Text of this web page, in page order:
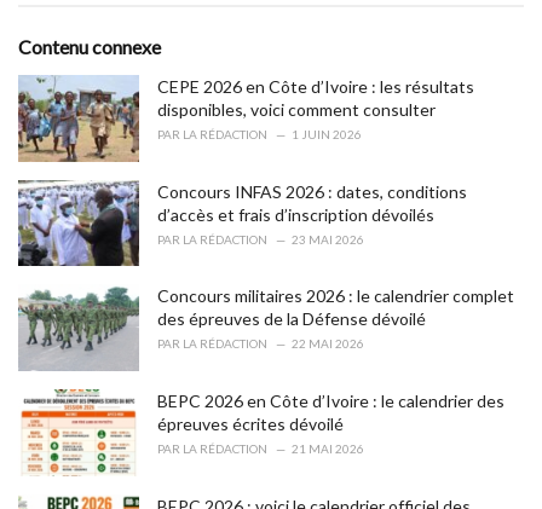
o
r
i
e
s
:
:Contenu connexe
CEPE 2026 en Côte d’Ivoire : les résultats
disponibles, voici comment consulter
PAR LA RÉDACTION 1 JUIN 2026
Concours INFAS 2026 : dates, conditions
d’accès et frais d’inscription dévoilés
PAR LA RÉDACTION 23 MAI 2026
Concours militaires 2026 : le calendrier complet
des épreuves de la Défense dévoilé
PAR LA RÉDACTION 22 MAI 2026
BEPC 2026 en Côte d’Ivoire : le calendrier des
épreuves écrites dévoilé
PAR LA RÉDACTION 21 MAI 2026